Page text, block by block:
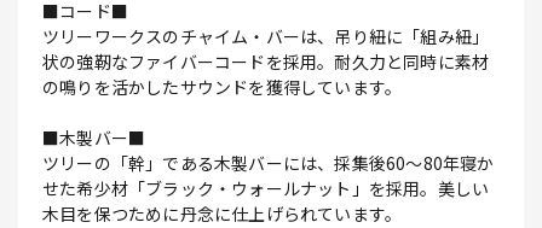
■コード■
ツリーワークスのチャイム・バーは、吊り紐に「組み紐」
状の強靭なファイバーコードを採用。耐久力と同時に素材
の鳴りを活かしたサウンドを獲得しています。
■木製バー■
ツリーの「幹」である木製バーには、採集後60～80年寝か
せた希少材「ブラック・ウォールナット」を採用。美しい
木目を保つために丹念に仕上げられています。